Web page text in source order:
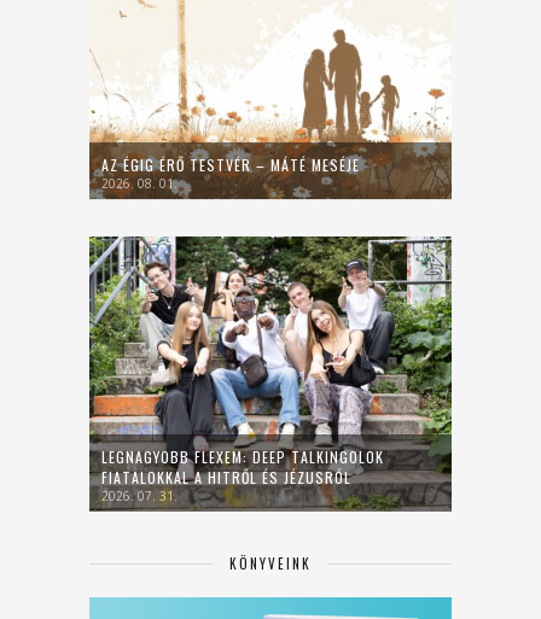
AZ ÉGIG ÉRŐ TESTVÉR – MÁTÉ MESÉJE
2026. 08. 01.
LEGNAGYOBB FLEXEM: DEEP TALKINGOLOK
FIATALOKKAL A HITRŐL ÉS JÉZUSRÓL
2026. 07. 31.
KÖNYVEINK